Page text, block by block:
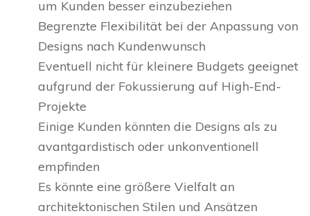
um Kunden besser einzubeziehen
Begrenzte Flexibilität bei der Anpassung von
Designs nach Kundenwunsch
Eventuell nicht für kleinere Budgets geeignet
aufgrund der Fokussierung auf High-End-
Projekte
Einige Kunden könnten die Designs als zu
avantgardistisch oder unkonventionell
empfinden
Es könnte eine größere Vielfalt an
architektonischen Stilen und Ansätzen